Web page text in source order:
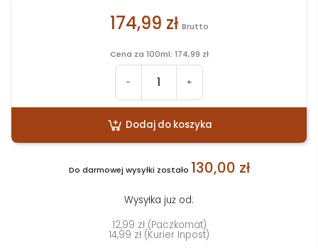
174,99 zł Brutto
Cena za 100ml: 174,99 zł
- +
Dodaj do koszyka
Do darmowej wysyłki zostało 130,00 zł
Wysyłka już od:
12,99 zł (Paczkomat)
14,99 zł (Kurier Inpost)